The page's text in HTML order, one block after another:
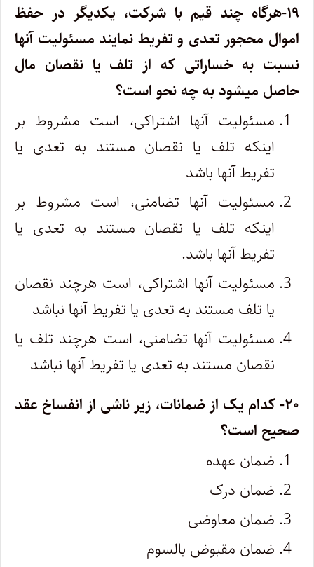
۱۹-هرگاه چند قیم با شرکت، یکدیگر در حفظ
اموال محجور تعدی و تفریط نمایند مسئولیت آنها
نسبت به خساراتی که از تلف یا نقصان مال
حاصل میشود به چه نحو است؟
مسئولیت آنها اشتراکی، است مشروط بر
اینکه تلف یا نقصان مستند به تعدی یا
تفریط آنها باشد
مسئولیت آنها تضامنی، است مشروط بر
اینکه تلف یا نقصان مستند به تعدی یا
تفریط آنها باشد.
مسئولیت آنها اشتراکی، است هرچند نقصان
یا تلف مستند به تعدی یا تفریط آنها نباشد
مسئولیت آنها تضامنی، است هرچند تلف یا
نقصان مستند به تعدی یا تفریط آنها نباشد
۲۰- کدام یک از ضمانات، زیر ناشی از انفساخ عقد
صحیح است؟
ضمان عهده
ضمان درک
ضمان معاوضی
ضمان مقبوض بالسوم